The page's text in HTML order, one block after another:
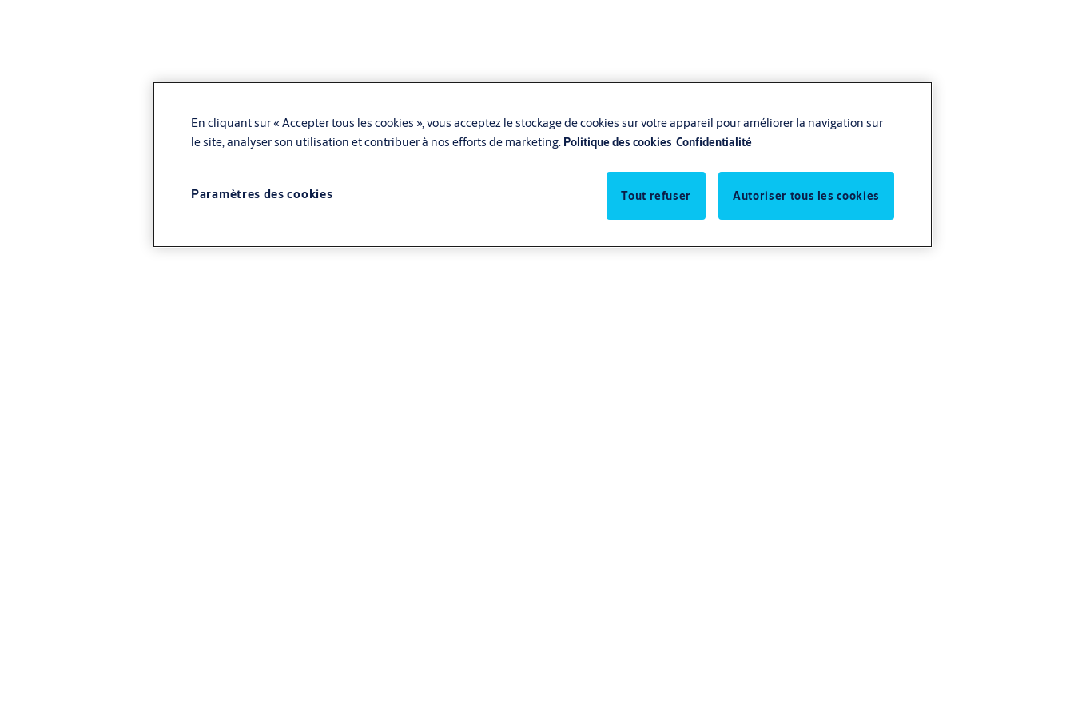
En cliquant sur « Accepter tous les cookies », vous acceptez le stockage de cookies sur votre appareil pour améliorer la navigation sur
le site, analyser son utilisation et contribuer à nos efforts de marketing. Politique des cookies Confidentialité
Paramètres des cookies Tout refuser Autoriser tous les cookies